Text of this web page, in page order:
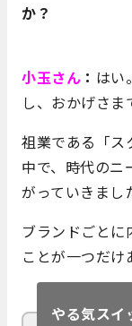
か？
小玉さん ： はい
し、おかげさま
祖業である「ス
中で、時代のニ
がっていきまし
ブランドごとに
ことが一つだけ
やる気スイ